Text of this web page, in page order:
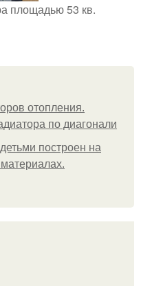
площадью 53 кв.
отопления.
по диагонали
построен на